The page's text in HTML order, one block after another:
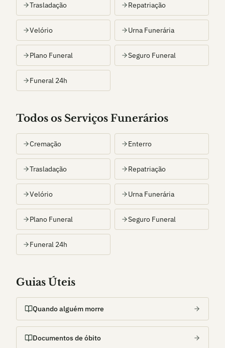
Trasladação Repatriação
Velório Urna Funerária
Plano Funeral Seguro Funeral
Funeral 24h
Todos os Serviços Funerários
Cremação Enterro
Trasladação Repatriação
Velório Urna Funerária
Plano Funeral Seguro Funeral
Funeral 24h
Guias Úteis
Quando alguém morre
Documentos de óbito